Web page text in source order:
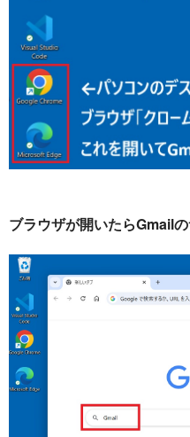
ブラウザが開いたらGmail